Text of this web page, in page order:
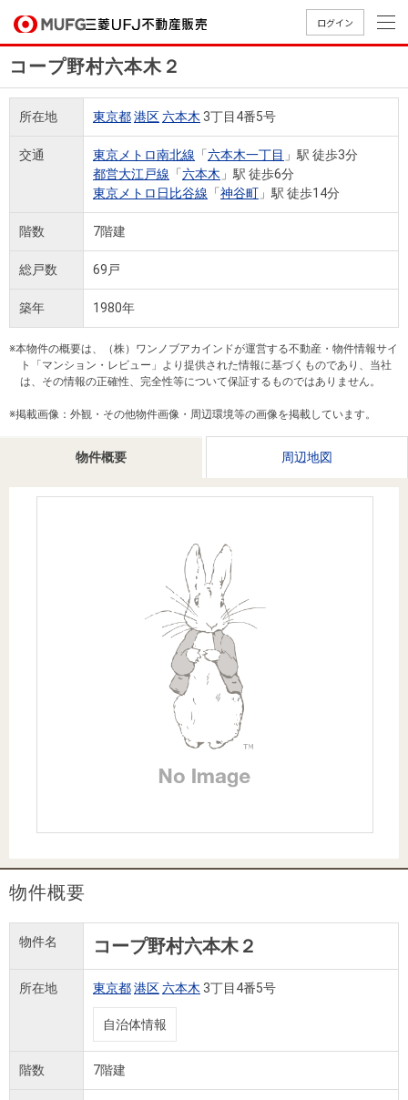
ログイン
買いたいTOP
中古
マン
ショ
ンを
探す
新
中古
一戸
建て
を探
す
投
資
事業
用物
住宅ロー
ンシミュ
レーショ
ン
税金の本
（電子ブ
ック）
売りたいTOP
無
査
定
売
相
談
AI
時手
取り
周辺相場
検索
売却ガイ
店舗案内TOP
店舗のご
案内（首
都圏）
店舗のご
古屋）
店舗のご
西）
会社情報TOP
ごあいさ
つ
会社概
MUFG
経営ビジ
ョン
組織図
役員一
覧
リリース
会社案内
採用情報TOP
新卒採用
情報
キャリア
買いたい
売りたい
会社情報
法人のお客さま
会員ページ
コープ野村六本木２
物件概要 周辺地図
所在地 東京都港区六本木 3丁目4番5号
交通 東京メトロ南北線 「六本木一丁目 」駅 徒歩3分
都営大江戸線 「六本木 」駅 徒歩6分
東京メトロ日比谷線 「神谷町 」駅 徒歩14分
階数 7階建
総戸数 69戸
築年 1980年
※本物件の概要は、（株）ワンノブアカインドが運営する不動産・物件情報サイ
ト「マンション・レビュー」より提供された情報に基づくものであり、当社
は、その情報の正確性、完全性等について保証するものではありません。
※掲載画像：外観・その他物件画像・周辺環境等の画像を掲載しています。
物件概要
物件名 コープ野村六本木２
所在地 東京都港区六本木 3丁目4番5号
自治体情報
階数 7階建